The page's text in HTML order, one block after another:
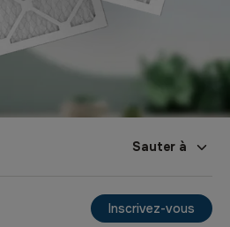
Sauter à
Inscrivez-vous